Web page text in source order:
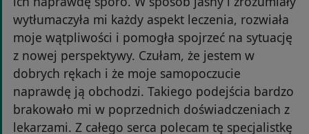
wytłumaczyła mi każdy aspekt leczenia, rozwiała
moje wątpliwości i pomogła spojrzeć na sytuację
z nowej perspektywy. Czułam, że jestem w
dobrych rękach i że moje samopoczucie
naprawdę ją obchodzi. Takiego podejścia bardzo
brakowało mi w poprzednich doświadczeniach z
lekarzami. Z całego serca polecam tę specjalistkę